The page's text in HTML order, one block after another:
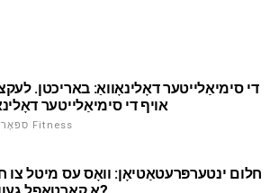
די סימיאַלייטער דאָלינאָוואַ: באריכטן.
אויף די סימיאַלייטער
ספּאָרט און Fitness
חלום ינטערפּרעטאַטיאָן: וואָס עס מיטל צו